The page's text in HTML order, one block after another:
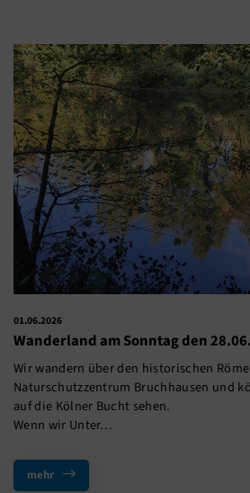
01.06.2026
Wanderland am Sonntag den
Wir wandern über den historischen
Naturschutzzentrum Bruchhausen und
auf die Kölner Bucht sehen.
Wenn wir Unter…
mehr